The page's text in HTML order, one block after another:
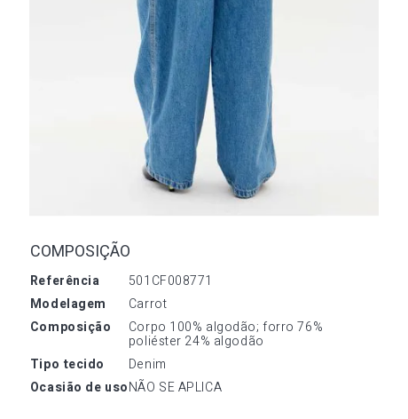
COMPOSIÇÃO
referência
501CF008771
modelagem
Carrot
composição
Corpo 100% algodão; forro 76%
poliéster 24% algodão
tipo tecido
Denim
ocasião de usoNÃO SE APLICA